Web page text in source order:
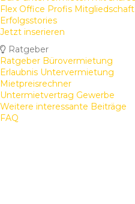
Flex Office Profis Mitgliedschaft
Erfolgsstories
Jetzt inserieren
Ratgeber
Ratgeber Bürovermietung
Erlaubnis Untervermietung
Mietpreisrechner
Untermietvertrag Gewerbe
Weitere interessante Beiträge
FAQ